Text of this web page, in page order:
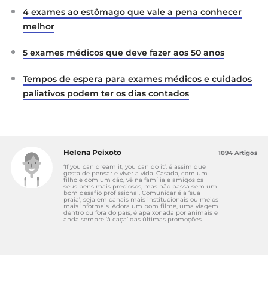
4 exames ao estômago que vale a pena conhecer
melhor
5 exames médicos que deve fazer aos 50 anos
Tempos de espera para exames médicos e cuidados
paliativos podem ter os dias contados
Helena Peixoto
‘If you can dream it, you can do it’: é assim que
gosta de pensar e viver a vida. Casada, com um
filho e com um cão, vê na família e amigos os
seus bens mais preciosos, mas não passa sem um
bom desafio profissional. Comunicar é a ‘sua
praia’, seja em canais mais institucionais ou meios
mais informais. Adora um bom filme, uma viagem
dentro ou fora do país, é apaixonada por animais e
anda sempre ‘à caça’ das últimas promoções.
1094 Artigos